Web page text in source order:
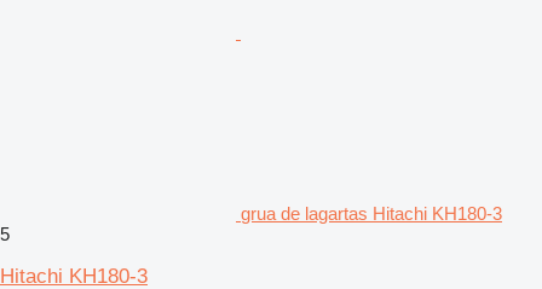
grua de lagartas Hitachi KH180-3
5
Hitachi KH180-3